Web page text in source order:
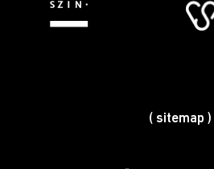
( sitemap )